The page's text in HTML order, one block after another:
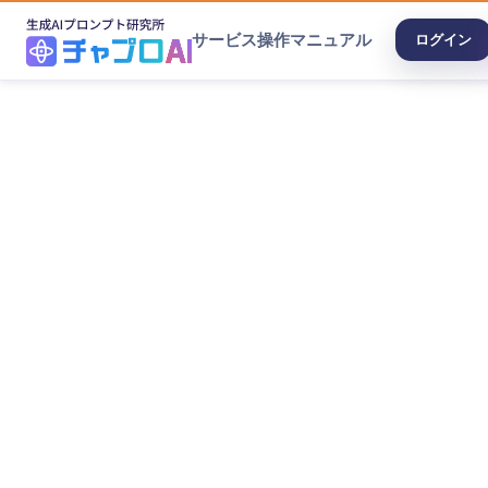
サービス操作マニュアル ログイン